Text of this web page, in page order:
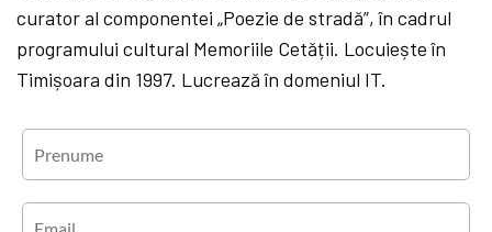
curator al componentei „Poezie de stradă”, în cadrul
programului cultural Memoriile Cetății. Locuiește în
Timișoara din 1997. Lucrează în domeniul IT.